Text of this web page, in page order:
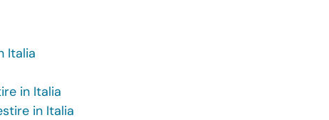
Italia
in Italia
in Italia